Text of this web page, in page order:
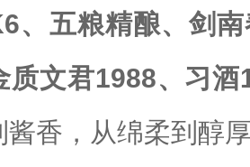
、五粮精酿、剑
质文君1988、习
酱香，从绵柔到醇